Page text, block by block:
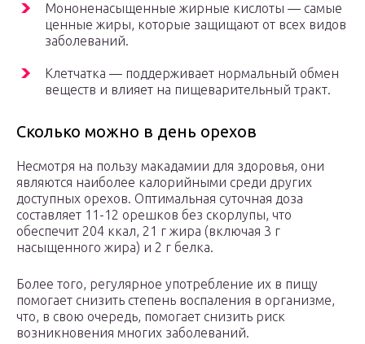
Мононенасыщенные жирные кислоты — самые
ценные жиры, которые защищают от всех видов
заболеваний.
Клетчатка — поддерживает нормальный обмен
веществ и влияет на пищеварительный тракт.
Сколько можно в день орехов
Несмотря на пользу макадамии для здоровья, они
являются наиболее калорийными среди других
доступных орехов. Оптимальная суточная доза
составляет 11-12 орешков без скорлупы, что
обеспечит 204 ккал, 21 г жира (включая 3 г
насыщенного жира) и 2 г белка.
Более того, регулярное употребление их в пищу
помогает снизить степень воспаления в организме,
что, в свою очередь, помогает снизить риск
возникновения многих заболеваний.